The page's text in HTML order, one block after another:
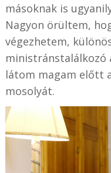
másoknak is
Nagyon örültem,
végezhetem,
ministránstalálkozó
látom magam előtt
mosolyát.